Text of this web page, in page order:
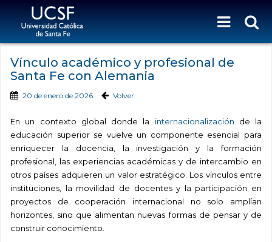
Vínculo académico y profesional de
Santa Fe con Alemania
20 de enero de 2026 Volver
En un contexto global donde la internacionalización de la
educación superior se vuelve un componente esencial para
enriquecer la docencia, la investigación y la formación
profesional, las experiencias académicas y de intercambio en
otros países adquieren un valor estratégico. Los vínculos entre
instituciones, la movilidad de docentes y la participación en
proyectos de cooperación internacional no solo amplían
horizontes, sino que alimentan nuevas formas de pensar y de
construir conocimiento.